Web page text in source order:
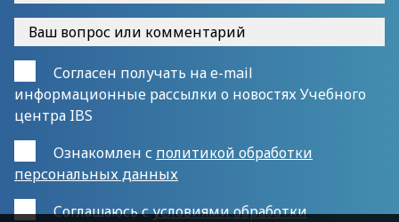
Согласен получать на e-mail
информационные рассылки о новостях Учебного
центра IBS
Ознакомлен с политикой обработки
персональных данных
Cоглашаюсь сусловиями обработки